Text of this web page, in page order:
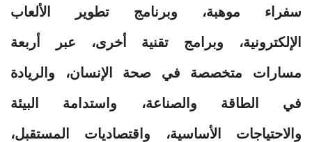
سفراء موهبة، وبرنامج تطوير الألعاب
الإلكترونية، وبرامج تقنية أخرى، عبر أربعة
مسارات متخصصة في صحة الإنسان، والريادة
في الطاقة والصناعة، واستدامة البيئة
والاحتياجات الأساسية، واقتصاديات المستقبل،